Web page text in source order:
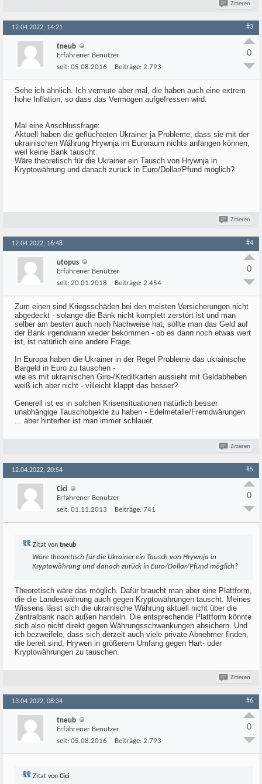
Zitieren
12.04.2022, 14:21 #3
tneub
Erfahrener Benutzer
seit: 05.08.2016 Beiträge: 2.793
0
Sehe ich ähnlich. Ich vermute aber mal, die haben auch eine extrem
hohe Inflation, so dass das Vermögen aufgefressen wird.
Mal eine Anschlussfrage:
Aktuell haben die geflüchteten Ukrainer ja Probleme, dass sie mit der
ukrainischen Währung Hrywnja im Euroraum nichts anfangen können,
weil keine Bank tauscht.
Wäre theoretisch für die Ukrainer ein Tausch von Hrywnja in
Kryptowährung und danach zurück in Euro/Dollar/Pfund möglich?
Zitieren
12.04.2022, 16:48 #4
utopus
Erfahrener Benutzer
seit: 20.01.2018 Beiträge: 2.454
0
Zum einen sind Kriegsschäden bei den meisten Versicherungen nicht
abgedeckt - solange die Bank nicht komplett zerstört ist und man
selber am besten auch noch Nachweise hat, sollte man das Geld auf
der Bank irgendwann wieder bekommen - ob es dann noch etwas wert
ist, ist natürlich eine andere Frage.
In Europa haben die Ukrainer in der Regel Probleme das ukrainische
Bargeld in Euro zu tauschen -
wie es mit ukrainischen Giro-/Kreditkarten aussieht mit Geldabheben
weiß ich aber nicht - villeicht klappt das besser?
Generell ist es in solchen Krisensituationen natürlich besser
unabhängige Tauschobjekte zu haben - Edelmetalle/Fremdwärungen
... aber hinterher ist man immer schlauer.
Zitieren
12.04.2022, 20:54 #5
Cici
Erfahrener Benutzer
seit: 01.11.2013 Beiträge: 741
0
Zitat von tneub
Wäre theoretisch für die Ukrainer ein Tausch von Hrywnja in
Kryptowährung und danach zurück in Euro/Dollar/Pfund möglich?
Theoretisch wäre das möglich. Dafür braucht man aber eine Plattform,
die die Landeswährung auch gegen Kryptowährungen tauscht. Meines
Wissens lässt sich die ukrainische Währung aktuell nicht über die
Zentralbank nach außen handeln. Die entsprechende Plattform könnte
sich also nicht direkt gegen Währungsschwankungen absichern. Und
ich bezweifele, dass sich derzeit auch viele private Abnehmer finden,
die bereit sind, Hrywen in größerem Umfang gegen Hart- oder
Kryptowährungen zu tauschen.
Zitieren
13.04.2022, 08:34 #6
tneub
Erfahrener Benutzer
seit: 05.08.2016 Beiträge: 2.793
0
Zitat von Cici